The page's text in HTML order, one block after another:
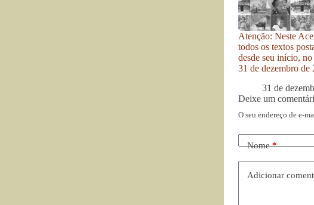
Atenção: Neste
todos os textos
desde seu início,
31 de dezembro de
31 de
Deixe um
O seu endereço de e-
Nome*
Adicionar